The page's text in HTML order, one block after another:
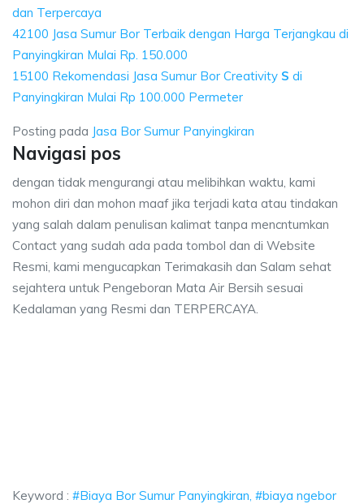
dan Terpercaya
42100 Jasa Sumur Bor Terbaik dengan Harga Terjangkau di
Panyingkiran Mulai Rp. 150.000
15100 Rekomendasi Jasa Sumur Bor Creativity S di
Panyingkiran Mulai Rp 100.000 Permeter
Posting pada Jasa Bor Sumur Panyingkiran
Navigasi pos
dengan tidak mengurangi atau melibihkan waktu, kami
mohon diri dan mohon maaf jika terjadi kata atau tindakan
yang salah dalam penulisan kalimat tanpa mencntumkan
Contact yang sudah ada pada tombol dan di Website
Resmi, kami mengucapkan Terimakasih dan Salam sehat
sejahtera untuk Pengeboran Mata Air Bersih sesuai
Kedalaman yang Resmi dan TERPERCAYA.
Keyword : #Biaya Bor Sumur Panyingkiran, #biaya ngebor